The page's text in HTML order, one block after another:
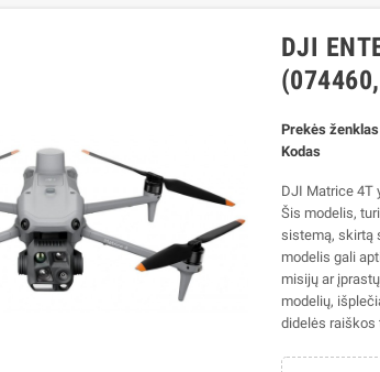
DJI
Prekės ženklas
Kodas
DJI Matrice 4T
Šis modelis,
sistemą, skirtą
modelis gali
misijų ar
modelių,
didelės raiškos